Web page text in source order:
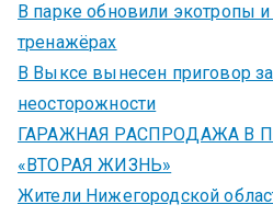
В парке обновили экотропы
тренажёрах
В Выксе вынесен приговор
неосторожности
ГАРАЖНАЯ РАСПРОДАЖА В
«ВТОРАЯ ЖИЗНЬ»
Жители Нижегородской